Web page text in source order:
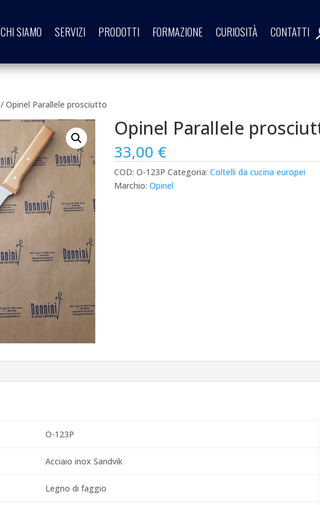
CHI SIAMO SERVIZI PRODOTTI FORMAZIONE CURIOSITÀ CONTATTI
/ Opinel Parallele prosciutto
Opinel Parallele
33,00 €
COD:O-123P Categoria:Coltelli da cucina europei
Marchio:Opinel
O-123P
Acciaio inox Sandvik
Legno di faggio